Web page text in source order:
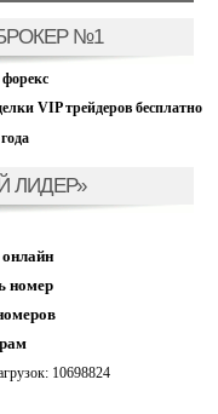
№1
VIP трейдеров бесплатно
ЛИДЕР»
номер
10698824